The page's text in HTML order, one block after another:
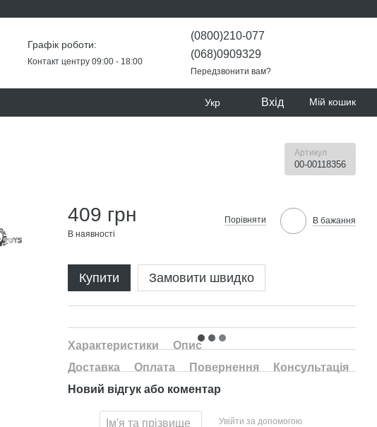
Графік роботи:
Контакт центру 09:00 - 18:00
(0800)210-077
(068)0909329
Передзвонити вам?
Укр Вхід Мій кошик
Артикул
00-00118356
409 грн
В наявності
Порівняти В бажання
Купити Замовити швидко
Характеристики
Опис
Доставка
Оплата Повернення
Консультація
Новий відгук або коментар
Увійти за допомогою